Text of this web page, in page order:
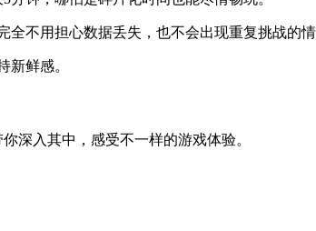
全不用担心数据丢失，也不会出现重复挑战的
新鲜感。
深入其中，感受不一样的游戏体验。